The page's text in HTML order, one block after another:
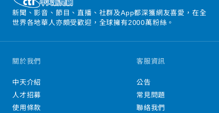
新聞、影音、節目、直播、社群及App都深獲網友喜愛，在全
世界各地華人亦頗受歡迎，全球擁有2000萬粉絲。
關於我們
中天介紹
人才招募
使用條款
客服資訊
公告
常見問題
聯絡我們